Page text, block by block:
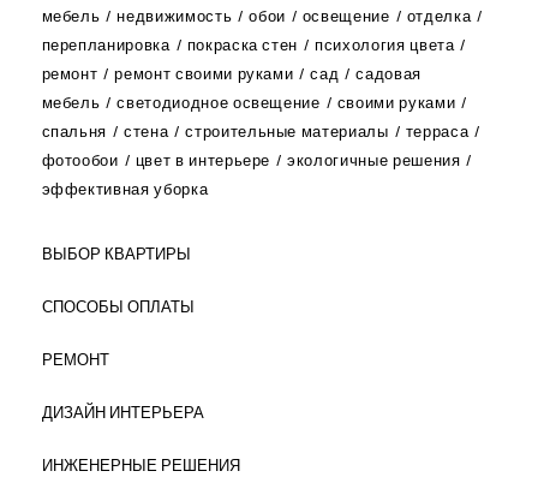
мебель
недвижимость обои освещение
отделка
перепланировка
покраска стен
психология цвета
ремонт
ремонт своими руками сад
садовая
мебель
светодиодное освещение
своими руками
спальня
стена строительные материалы
терраса
фотообои
цвет в интерьере
экологичные решения
эффективная уборка
ВЫБОР КВАРТИРЫ
СПОСОБЫ ОПЛАТЫ
РЕМОНТ
ДИЗАЙН ИНТЕРЬЕРА
ИНЖЕНЕРНЫЕ РЕШЕНИЯ